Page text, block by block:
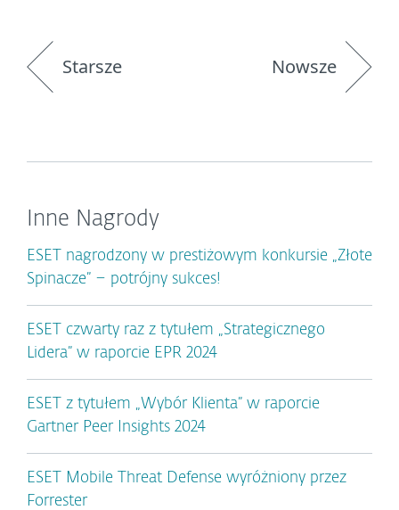
Starsze Nowsze
Inne Nagrody
ESET nagrodzony w prestiżowym konkursie „Złote
Spinacze” – potrójny sukces!
ESET czwarty raz z tytułem „Strategicznego
Lidera” w raporcie EPR 2024
ESET z tytułem „Wybór Klienta” w raporcie
Gartner Peer Insights 2024
ESET Mobile Threat Defense wyróżniony przez
Forrester